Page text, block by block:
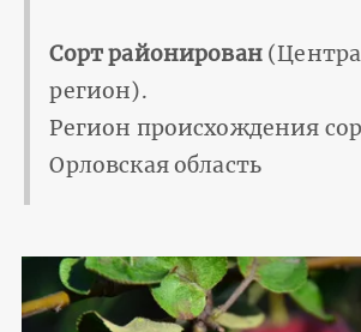
Сорт районирован
регион).
Регион происхождения
Орловская область